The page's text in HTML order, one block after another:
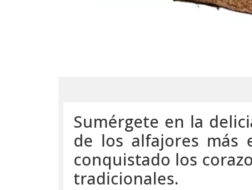
Sumérgete en la
de los alfajores más
conquistado los
tradicionales.